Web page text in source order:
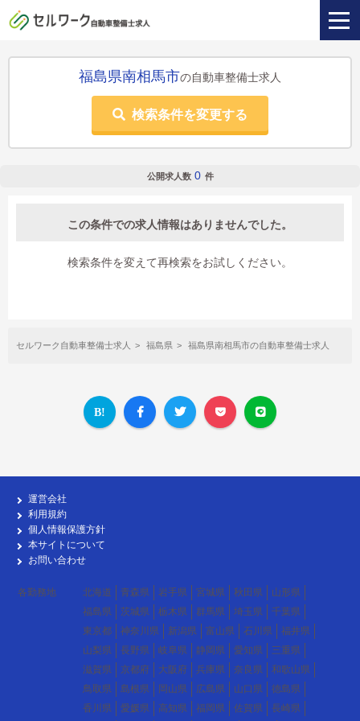
福島県南相馬市の自動車整備士求人
検索条件を変更する
公開求人数 0 件
この条件での求人情報はありませんでした。
検索条件を変えて再検索をお試しください。
セルワーク自動車整備士求人 福島県 福島県南相馬市の自動車整備士求人
運営会社
利用規約
個人情報保護方針
本サイトについて
お問い合わせ
各勤務地 北海道 青森県 岩手県 宮城県 秋田県
山形県
福島県
茨城県 栃木県 群馬県 埼玉県
千葉県
東京都
神奈川県 新潟県 富山県 石川県
福井県
山梨県
長野県 岐阜県 静岡県 愛知県
三重県
滋賀県
京都府 大阪府 兵庫県 奈良県
和歌山県
鳥取県
島根県 岡山県 広島県 山口県
徳島県
香川県
愛媛県 高知県 福岡県 佐賀県 長崎県